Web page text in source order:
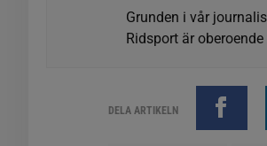
Grunden i vår
Ridsport är
DELA ARTIKELN